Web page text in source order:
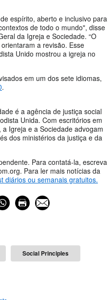
espírito, aberto e inclusivo para
de todo o mundo", disse
da Igreja e Sociedade. “O
a revisão. Esse
Unido mostrou a igreja no
em um dos sete idiomas,
.
é a agência de justiça social
Unida. Com escritórios em
Igreja e a Sociedade advogam
dos ministérios da justiça e da
Para contatá-la, escreva
. Para ler mais notícias da
diários ou semanais gratuitos.
Social Principles